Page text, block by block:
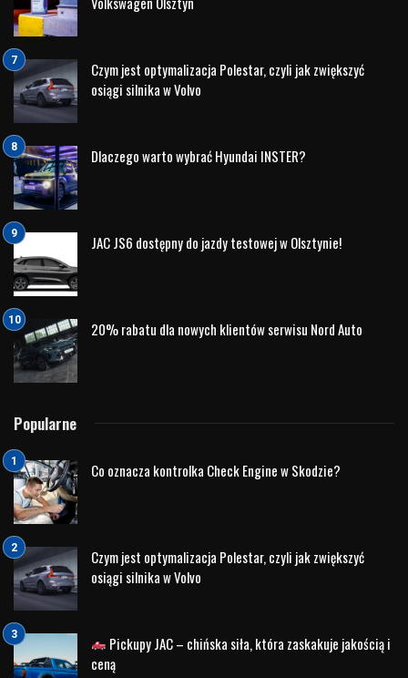
Czym jest optymalizacja Polestar, czyli jak zwiększyć
osiągi silnika w Volvo
Dlaczego warto wybrać Hyundai INSTER?
JAC JS6 dostępny do jazdy testowej w Olsztynie!
20% rabatu dla nowych klientów serwisu Nord Auto
Popularne
Co oznacza kontrolka Check Engine w Skodzie?
Czym jest optymalizacja Polestar, czyli jak zwiększyć
osiągi silnika w Volvo
Pickupy JAC – chińska siła, która zaskakuje jakością i
ceną